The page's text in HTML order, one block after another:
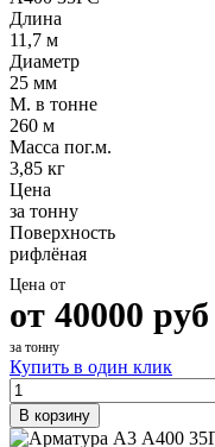
Длина
11,7 м
Диаметр
25 мм
М. в тонне
260 м
Масса пог.м.
3,85 кг
Цена
за тонну
Поверхность
рифлёная
Цена от
от 40000 руб
за тонну
Купить в один клик
В корзину